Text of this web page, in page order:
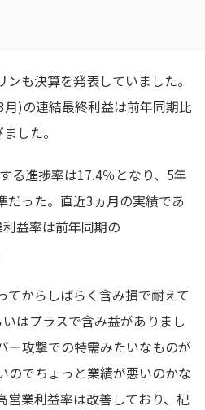
も決算を発表していました。
)の連結最終利益は前年同期比
した。
る進捗率は17.4％となり、5年
だった。直近3ヵ月の実績であ
益率は前年同期の
てからしばらく含み損で耐えて
はプラスで含み益がありまし
ー攻撃での特需みたいなものが
のでちょっと業績が悪いのかな
営業利益率は改善しており、杞